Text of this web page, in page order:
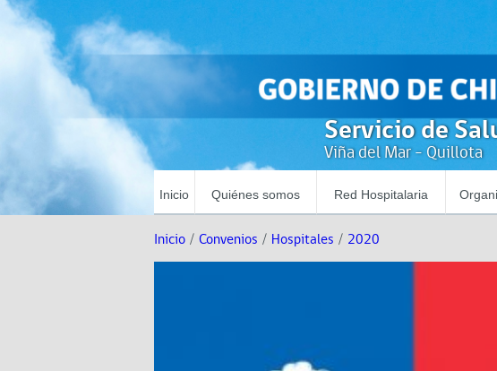
Servicio de
Viña del Mar - Quillota
Inicio Quiénes somos Red Hospitalaria
Inicio / Convenios / Hospitales / 2020